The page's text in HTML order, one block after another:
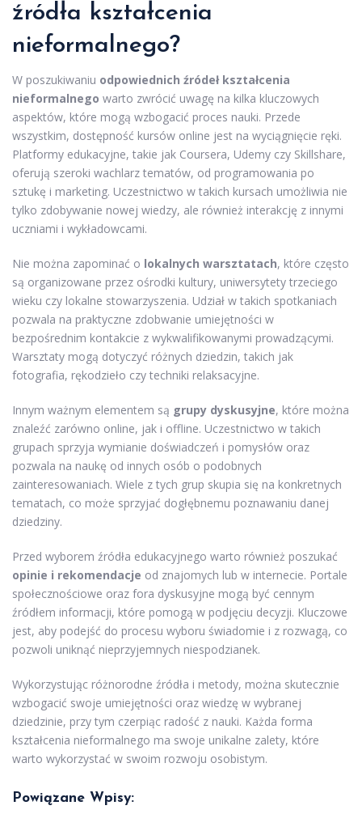
źródła kształcenia
nieformalnego?
W poszukiwaniu odpowiednich źródeł kształcenia
nieformalnego warto zwrócić uwagę na kilka kluczowych
aspektów, które mogą wzbogacić proces nauki. Przede
wszystkim, dostępność kursów online jest na wyciągnięcie ręki.
Platformy edukacyjne, takie jak Coursera, Udemy czy Skillshare,
oferują szeroki wachlarz tematów, od programowania po
sztukę i marketing. Uczestnictwo w takich kursach umożliwia nie
tylko zdobywanie nowej wiedzy, ale również interakcję z innymi
uczniami i wykładowcami.
Nie można zapominać o lokalnych warsztatach, które często
są organizowane przez ośrodki kultury, uniwersytety trzeciego
wieku czy lokalne stowarzyszenia. Udział w takich spotkaniach
pozwala na praktyczne zdobwanie umiejętności w
bezpośrednim kontakcie z wykwalifikowanymi prowadzącymi.
Warsztaty mogą dotyczyć różnych dziedzin, takich jak
fotografia, rękodzieło czy techniki relaksacyjne.
Innym ważnym elementem są grupy dyskusyjne, które można
znaleźć zarówno online, jak i offline. Uczestnictwo w takich
grupach sprzyja wymianie doświadczeń i pomysłów oraz
pozwala na naukę od innych osób o podobnych
zainteresowaniach. Wiele z tych grup skupia się na konkretnych
tematach, co może sprzyjać dogłębnemu poznawaniu danej
dziedziny.
Przed wyborem źródła edukacyjnego warto również poszukać
opinie i rekomendacje od znajomych lub w internecie. Portale
społecznościowe oraz fora dyskusyjne mogą być cennym
źródłem informacji, które pomogą w podjęciu decyzji. Kluczowe
jest, aby podejść do procesu wyboru świadomie i z rozwagą, co
pozwoli uniknąć nieprzyjemnych niespodzianek.
Wykorzystując różnorodne źródła i metody, można skutecznie
wzbogacić swoje umiejętności oraz wiedzę w wybranej
dziedzinie, przy tym czerpiąc radość z nauki. Każda forma
kształcenia nieformalnego ma swoje unikalne zalety, które
warto wykorzystać w swoim rozwoju osobistym.
Powiązane Wpisy: